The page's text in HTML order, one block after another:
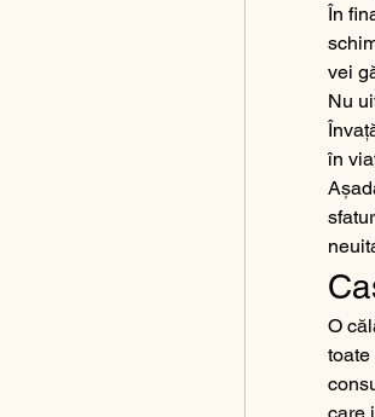
În
vei
Nu
în
O
toate